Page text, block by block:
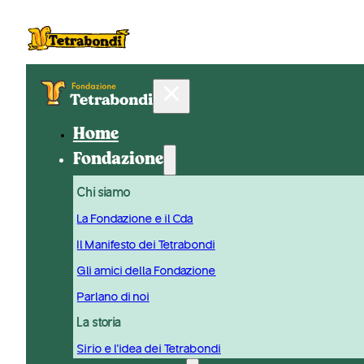
Home
Fondazione
Chi siamo
La Fondazione e il Cda
Il Manifesto dei Tetrabondi
Gli amici della Fondazione
Parlano di noi
La storia
Sirio e l'idea dei Tetrabondi